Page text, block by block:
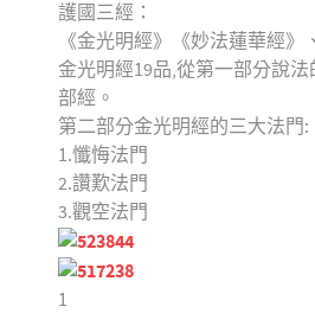
護國三經：
《金光明經》《妙法蓮華經》
金光明經19品,從第一部分說
部經。
第二部分金光明經的三大法門:
1.懺悔法門
2.讚歎法門
3.觀空法門
1